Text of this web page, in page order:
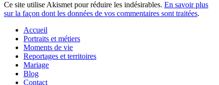
Ce site utilise Akismet pour réduire les indésirables. En savoir plus
sur la façon dont les données de vos commentaires sont traitées.
Accueil
Portraits et métiers
Moments de vie
Reportages et territoires
Mariage
Blog
Contact